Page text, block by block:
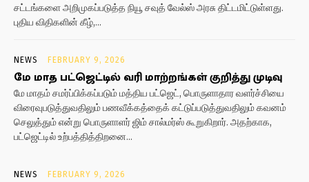
சட்டங்களை அறிமுகப்படுத்த நியூ சவுத் வேல்ஸ் அரசு திட்டமிட்டுள்ளது.
புதிய விதிகளின் கீழ்,...
NEWS FEBRUARY 9, 2026
மே மாத பட்ஜெட்டில் வரி மாற்றங்கள் குறித்து முடிவு
மே மாதம் சமர்ப்பிக்கப்படும் மத்திய பட்ஜெட், பொருளாதார வளர்ச்சியை
விரைவுபடுத்துவதிலும் பணவீக்கத்தைக் கட்டுப்படுத்துவதிலும் கவனம்
செலுத்தும் என்று பொருளாளர் ஜிம் சால்மர்ஸ் கூறுகிறார். அதற்காக,
பட்ஜெட்டில் உற்பத்தித்திறனை...
NEWS FEBRUARY 9, 2026